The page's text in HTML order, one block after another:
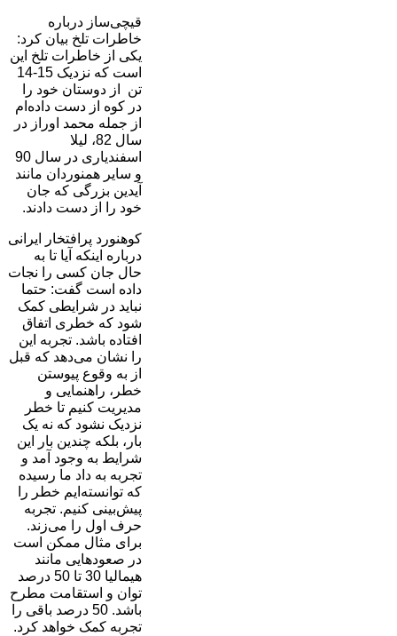
قیچی‌ساز درباره
خاطرات تلخ بیان کرد:
یکی از خاطرات تلخ این
است که نزدیک 15-14
تن از دوستان خود را
در کوه از دست داده‌ام
از جمله محمد اوراز در
سال 82، لیلا
اسفندیاری در سال 90
و سایر همنوردان مانند
آیدین بزرگی که جان
خود را از دست دادند.
کوهنورد پرافتخار ایرانی
درباره اینکه آیا تا به
حال جان کسی را نجات
داده است گفت: حتما
نباید در شرایطی کمک
شود که خطری اتفاق
افتاده باشد. تجربه این
را نشان می‌دهد که قبل
از به وقوع پیوستن
خطر، راهنمایی و
مدیریت کنیم تا خطر
نزدیک نشود که نه یک
بار، بلکه چندین بار این
شرایط به وجود آمد و
تجربه به داد ما رسیده
که توانسته‌ایم خطر را
پیش‌بینی کنیم. تجربه
حرف اول را می‌زند.
برای مثال ممکن است
در صعودهایی مانند
هیمالیا 30 تا 50 درصد
توان و استقامت مطرح
باشد. 50 درصد باقی را
تجربه کمک خواهد کرد.